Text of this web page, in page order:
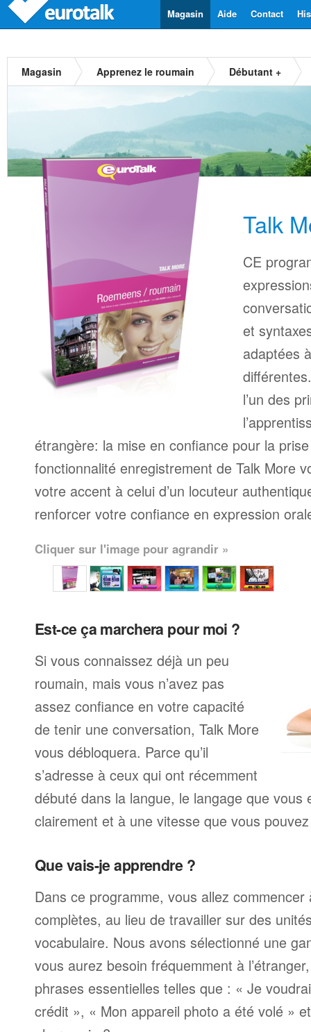
Contact
Aide
Magasin
Magasin Apprenez le roumain Débutant +
Talk
CE
et
adaptées
l’un des
étrangère: la mise en confiance pour la
fonctionnalité enregistrement de Talk More
votre accent à celui d’un locuteur
renforcer votre confiance en expression
Cliquer sur l'image pour agrandir »
Est-ce ça marchera pour moi ?
Si vous connaissez déjà un peu
roumain, mais vous n’avez pas
assez confiance en votre capacité
de tenir une conversation, Talk More
vous débloquera. Parce qu’il
s’adresse à ceux qui ont récemment
débuté dans la langue, le langage que vous
clairement et à une vitesse que vous
Que vais-je apprendre ?
Dans ce programme, vous allez
complètes, au lieu de travailler sur des
vocabulaire. Nous avons sélectionné une
vous aurez besoin fréquemment à
phrases essentielles telles que : « Je
crédit », « Mon appareil photo a été volé »